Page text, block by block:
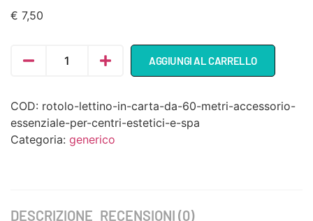
€ 7,50
AGGIUNGI AL CARRELLO
COD: rotolo-lettino-in-carta-da-60-metri-accessorio-
essenziale-per-centri-estetici-e-spa
Categoria: generico
DESCRIZIONE RECENSIONI (0)